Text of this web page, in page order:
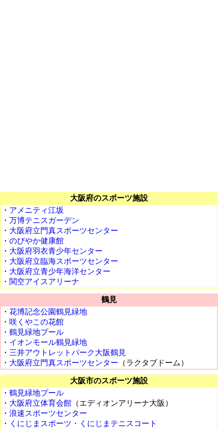
大阪府のスポーツ施設
・ アメニティ江坂
・ 万博テニスガーデン
・ 大阪府立門真スポーツセンター
・ のびやか健康館
・ 大阪府羽衣青少年センター
・ 大阪府立臨海スポーツセンター
・ 大阪府立青少年海洋センター
・ 関空アイスアリーナ
鶴見
・ 花博記念公園鶴見緑地
・ 咲くやこの花館
・ 鶴見緑地プール
・ イオンモール鶴見緑地
・ 三井アウトレットパーク大阪鶴見
・ 大阪府立門真スポーツセンター （ラクタブドーム）
大阪市のスポーツ施設
・ 鶴見緑地プール
・ 大阪府立体育会館 （エディオンアリーナ大阪）
・ 浪速スポーツセンター
・ くにじまスポーツ・くにじまテニスコート